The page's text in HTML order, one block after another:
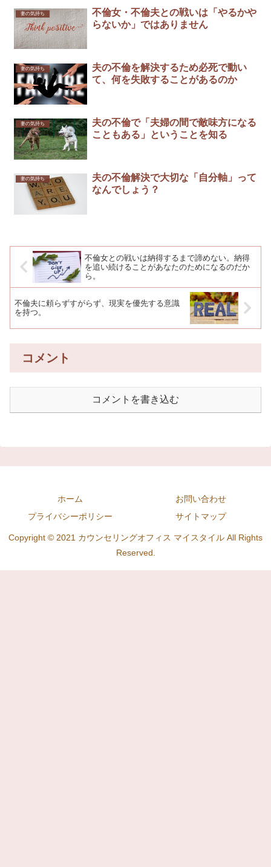
妻の気持ち
不倫女・不倫夫との戦いは「やるかや
らないか」ではありません
妻の気持ち
夫の不倫を解決するため必死で動い
て、何を失敗することがあるのか
妻の気持ち
夫の不倫で「夫婦の間で敵味方になる
こともある」ということを知る
妻の気持ち
夫の不倫解決で大切な「自分軸」って
なんでしょう？
不倫女との戦いは納得するまで諦めない。納得
を追い続けることがあなたのためになるのだか
ら。
不倫夫に頼らずすがらず、現実を優先する意識
を持つ。
コメント
コメントを書き込む
ホーム
お問い合わせ
プライバシーポリシー
サイトマップ
Copyright © 2021 カウンセリングオフィス マイスタイル All Rights
Reserved.